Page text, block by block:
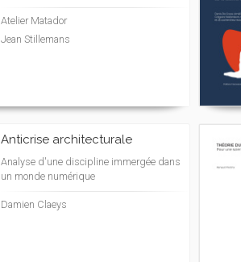
Atelier Matador
Jean Stillemans
Anticrise architecturale
Analyse d'une discipline immergée dans
un monde numérique
Damien Claeys